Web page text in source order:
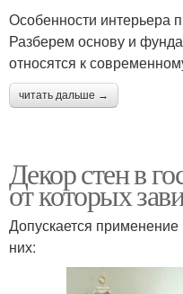
Особенности интерьера
Разберем основу и
относятся к
читать дальше →
Декор стен в
от которых
Допускается
них: